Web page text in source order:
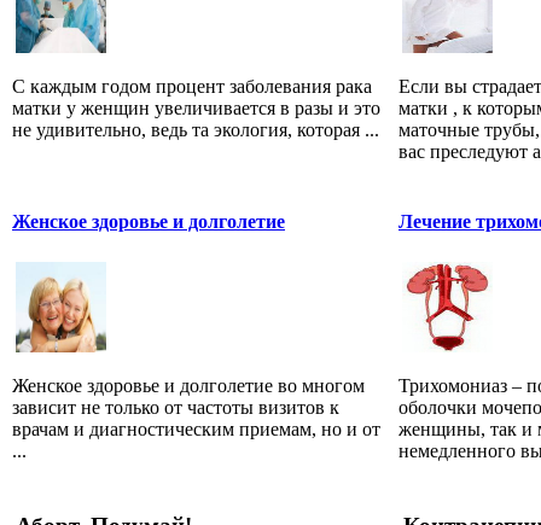
С каждым годом процент заболевания рака
матки у женщин увеличивается в разы и это
не удивительно, ведь та экология, которая ...
Если вы
матки , к
маточные
вас преследуют
Женское здоровье и долголетие
Женское здоровье и долголетие во многом
зависит не только от частоты визитов к
врачам и диагностическим приемам, но и от
...
Лечение
Трихомониаз –
оболочки
женщины, так и
немедленного